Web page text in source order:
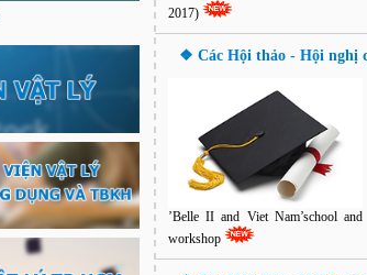
2017)
❖ Các Hội thảo - Hội nghị
’Belle II and Viet Nam’school and
workshop